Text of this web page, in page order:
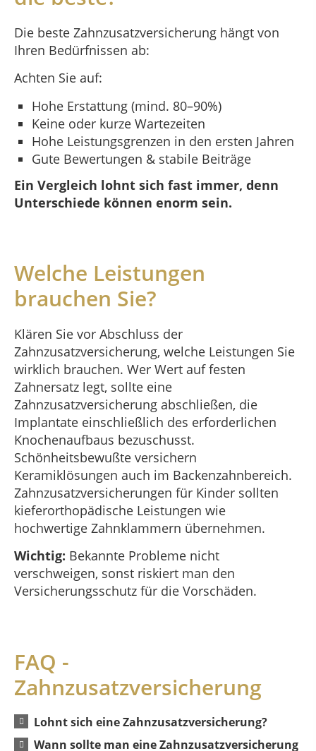
Die beste Zahnzusatzversicherung hängt von
Ihren Bedürfnissen ab:
Achten Sie auf:
Hohe Erstattung (mind. 80–90%)
Keine oder kurze Wartezeiten
Hohe Leistungsgrenzen in den ersten Jahren
Gute Bewertungen & stabile Beiträge
Ein Vergleich lohnt sich fast immer, denn
Unterschiede können enorm sein.
Welche Leistungen
brauchen Sie?
Klären Sie vor Abschluss der
Zahnzusatzversicherung, welche Leistungen Sie
wirklich brauchen. Wer Wert auf festen
Zahnersatz legt, sollte eine
Zahnzusatzversicherung abschließen, die
Implantate einschließlich des erforderlichen
Knochenaufbaus bezuschusst.
Schönheitsbewußte versichern
Keramiklösungen auch im Backenzahnbereich.
Zahnzusatzversicherungen für Kinder sollten
kieferorthopädische Leistungen wie
hochwertige Zahnklammern übernehmen.
Wichtig: Bekannte Probleme nicht
verschweigen, sonst riskiert man den
Versicherungsschutz für die Vorschäden.
FAQ -
Zahnzusatzversicherung
Lohnt sich eine Zahnzusatzversicherung?
Wann sollte man eine Zahnzusatzversicherung